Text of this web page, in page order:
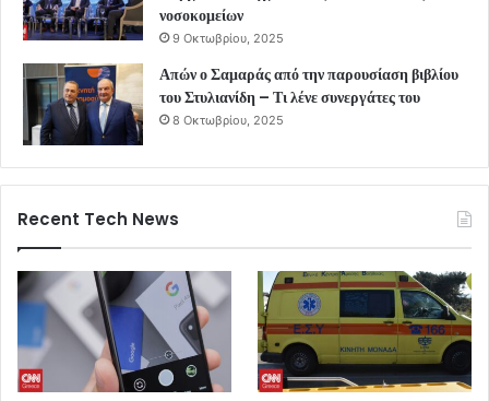
νοσοκομείων
9 Οκτωβρίου, 2025
Απών ο Σαμαράς από την παρουσίαση βιβλίου
του Στυλιανίδη – Τι λένε συνεργάτες του
8 Οκτωβρίου, 2025
Recent Tech News